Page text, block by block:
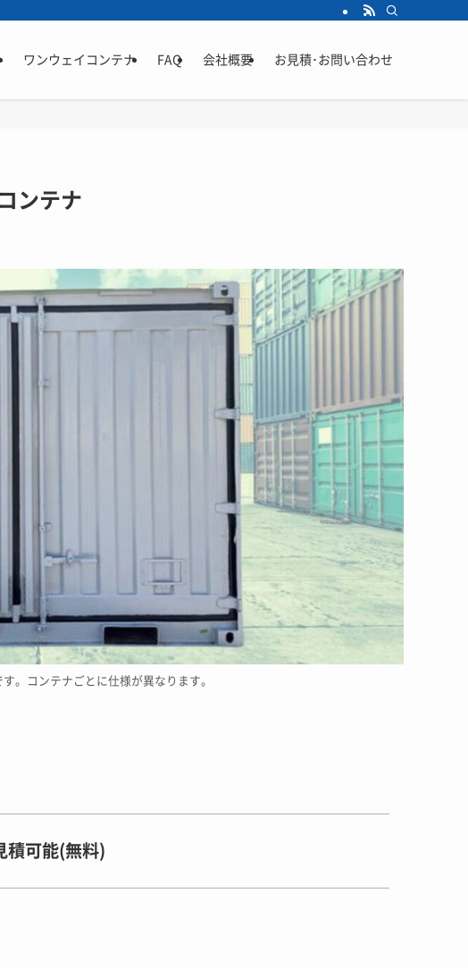
ワンウェイコンテナ FAQ 会社概要 お見積･お問い合わせ
ンテナ
。コンテナごとに仕様が異なります。
積可能(無料)